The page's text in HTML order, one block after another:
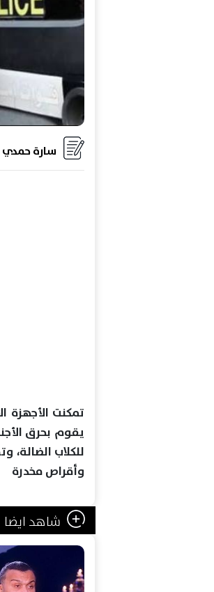
سارة حمدي
تمكنت الأجهزة
يقوم بحرق
وأقراص مخدرة
شاهد ايضا